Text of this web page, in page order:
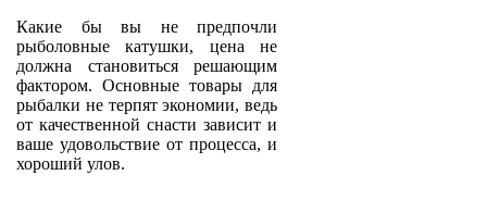
Какие бы вы не предпочли
рыболовные катушки, цена не
должна становиться решающим
фактором. Основные товары для
рыбалки не терпят экономии, ведь
от качественной снасти зависит и
ваше удовольствие от процесса, и
хороший улов.